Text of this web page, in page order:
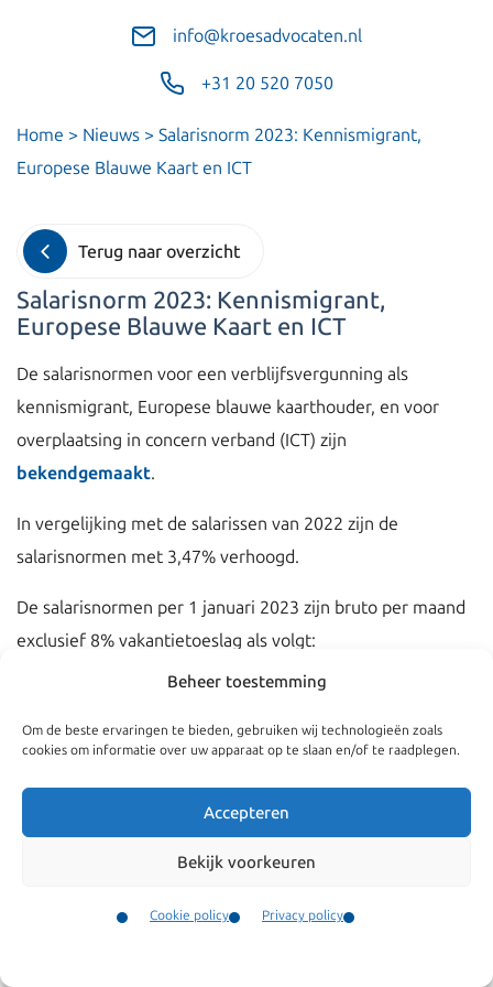
Beheer toestemming
Om de beste ervaringen te bieden, gebruiken wij technologieën zoals
cookies om informatie over uw apparaat op te slaan en/of te raadplegen.
Accepteren
Bekijk voorkeuren
Cookie policy Privacy policy
info@kroesadvocaten.nl
+31 20 520 7050
Home > Nieuws > Salarisnorm 2023: Kennismigrant,
Europese Blauwe Kaart en ICT
Terug naar overzicht
Salarisnorm 2023: Kennismigrant,
Europese Blauwe Kaart en ICT
De salarisnormen voor een verblijfsvergunning als
kennismigrant, Europese blauwe kaarthouder, en voor
overplaatsing in concern verband (ICT) zijn
bekendgemaakt.
In vergelijking met de salarissen van 2022 zijn de
salarisnormen met 3,47% verhoogd.
De salarisnormen per 1 januari 2023 zijn bruto per maand
exclusief 8% vakantietoeslag als volgt:
Kennismigrant van 30 jaar en ouder: € 5008
Kennismigrant na zoekjaar, of Master opleiding aan
een universiteit of faculteit gerangschikt in de top 200